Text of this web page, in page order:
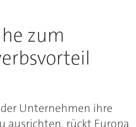
zum
Unternehmen ihre
ausrichten, rückt Europa